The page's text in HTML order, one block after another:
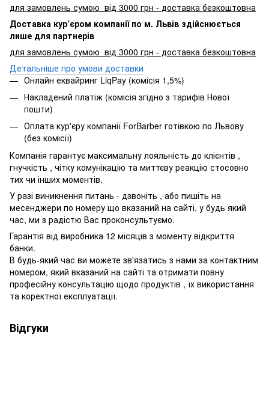
для замовлень сумою від 3000 грн - доставка безкоштовна
Доставка кур’єром компанії по м. Львів здійснюється
лише для партнерів
для замовлень сумою від 3000 грн - доставка безкоштовна
Детальніше про умови доставки
Онлайн еквайринг LiqPay (комісія 1,5%)
Накладений платіж (комісія згідно з тарифів Нової
пошти)
Оплата кур'єру компанії ForBarber готівкою по Львову
(без комісії)
Компанія гарантує максимальну лояльність до клієнтів ,
гнучкість , чітку комунікацію та миттєву реакцію стосовно
тих чи інших моментів.
У разі виникнення питань - дзвоніть , або пишіть на
месенджери по номеру що вказаний на сайті, у будь який
час, ми з радістю Вас проконсультуємо.
Гарантія від виробника 12 місяців з моменту відкриття
банки.
В будь-який час ви можете зв'язатись з нами за контактним
номером, який вказаний на сайті та отримати повну
професійну консультацію щодо продуктів , їх використання
та коректної експлуатації.
Відгуки